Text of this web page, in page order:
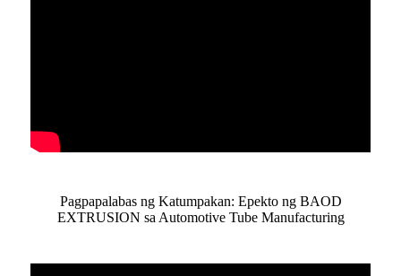
Pagpapalabas ng Katumpakan: Epekto ng BAOD
EXTRUSION sa Automotive Tube Manufacturing